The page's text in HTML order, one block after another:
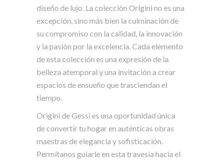
diseño de lujo. La colección Origini no es una
excepción, sino más bien la culminación de
su compromiso con la calidad, la innovación
y la pasión por la excelencia. Cada elemento
de esta colección es una expresión de la
belleza atemporal y una invitación a crear
espacios de ensueño que trasciendan el
tiempo.
Origini de Gessi es una oportunidad única
de convertir tu hogar en auténticas obras
maestras de elegancia y sofisticación.
Permítanos guiarle en esta travesía hacia el